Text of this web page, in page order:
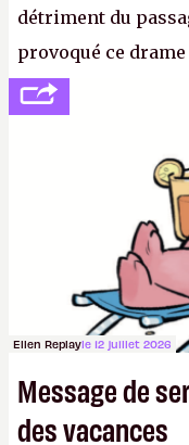
détriment du
provoqué ce
se consoler, le
sur le déblocage
joueurs majeurs
aux adultes, qui
avec du pouvoir
Ellen Replayle 12 juillet 2026
Message de
des vacances